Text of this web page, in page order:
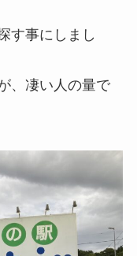
す事にしまし
、凄い人の量で